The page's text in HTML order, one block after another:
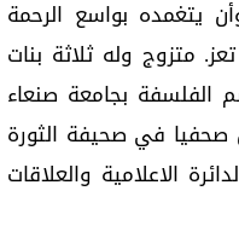
يتغمده بواسع الرحمة
سيف إسماعيل عام 1955 في مدينة تعز. متزوج وله ثلاثة بنات
الفلسفة بجامعة صنعاء
كما عمل صحفيا في صحيفة الثورة
الاعلامية والعلاقات